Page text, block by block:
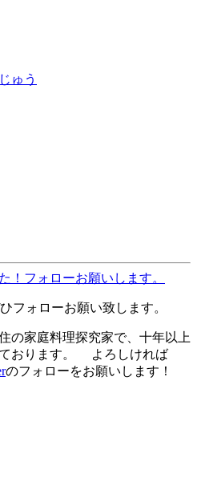
ゅう
フォローお願い致します。
の家庭料理探究家で、十年以上
おります。 よろしければ
のフォローをお願いします！